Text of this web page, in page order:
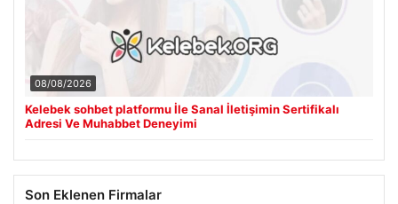
08/08/2026
Kelebek sohbet platformu İle Sanal İletişimin Sertifikalı
Adresi Ve Muhabbet Deneyimi
Son Eklenen Firmalar